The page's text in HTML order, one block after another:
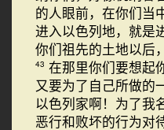
的人眼前，在你们当
进入以色列地，就是
你们祖先的土地以后
43 在那里你们要想起
又要为了自己所做的
以色列家啊！为了我
恶行和败坏的行为对